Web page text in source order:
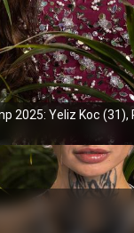
2025: Yeliz Koc